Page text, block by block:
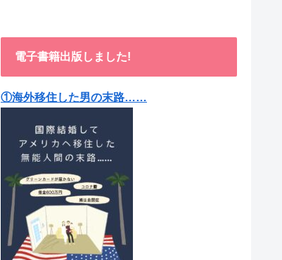
電子書籍出版しました!
①海外移住した男の末路……